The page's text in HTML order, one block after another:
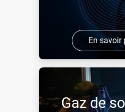
En savoir
Gaz de